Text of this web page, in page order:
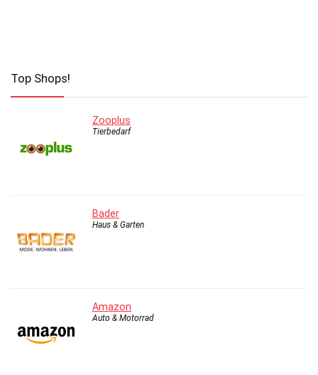
Top Shops!
Zooplus
Tierbedarf
Bader
Haus & Garten
Amazon
Auto & Motorrad